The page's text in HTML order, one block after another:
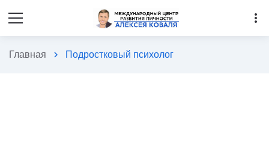
more_vert
Главная chevron_right Подростковый психолог